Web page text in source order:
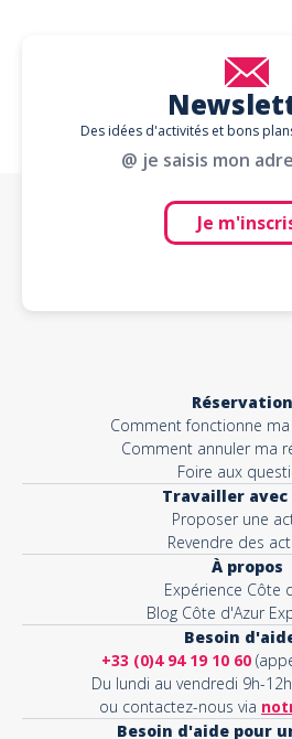
Des idées d'activités et bons
@ je saisis mon
Je
Comment fonctionne
Comment annuler ma
Foire aux
Travailler avec
Proposer une
Revendre des
À propos
Expérience Côte
Blog Côte d'Azur
Besoin
+33 (0)4 94 19 10 60
Du lundi au vendredi 9h-
ou contactez-nous via
Besoin d'aide pour